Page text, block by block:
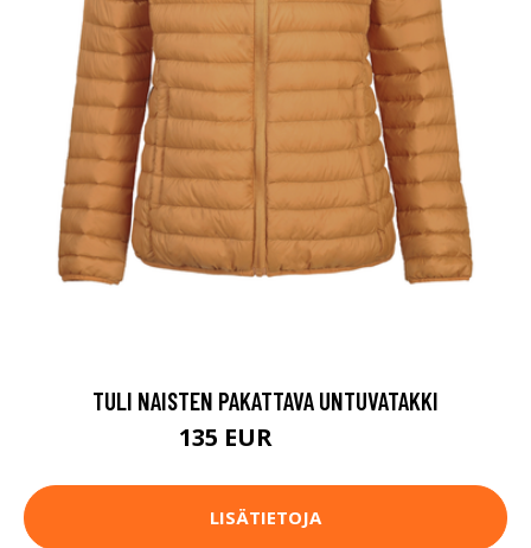
TULI NAISTEN PAKATTAVA UNTUVATAKKI
135 EUR
LISÄTIETOJA